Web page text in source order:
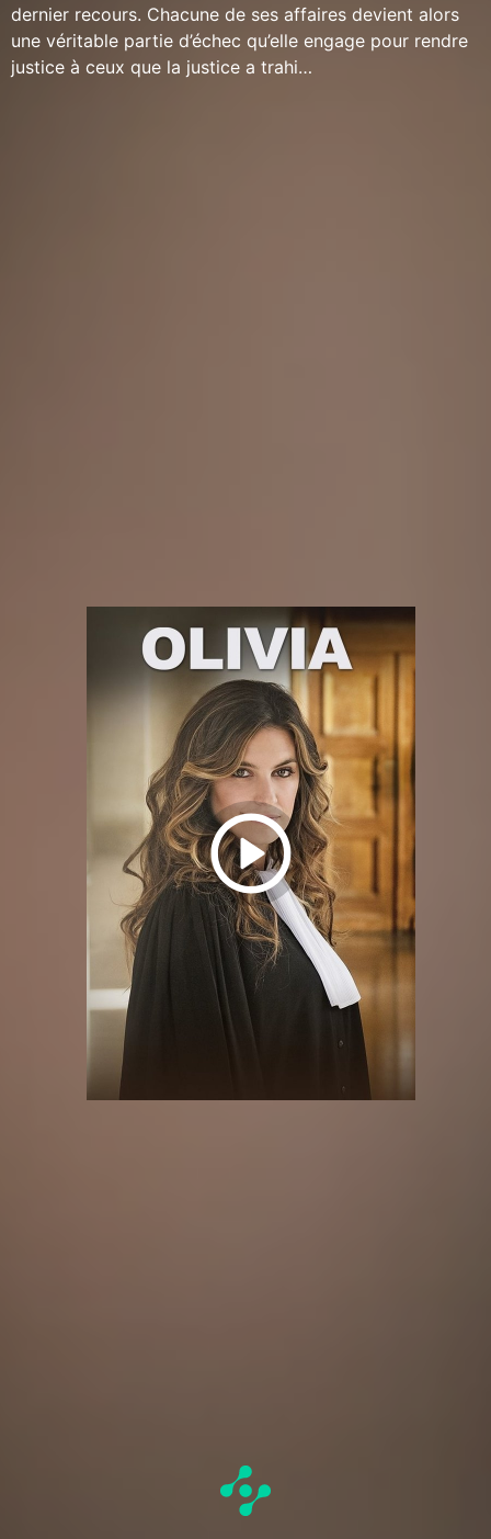
dernier recours. Chacune de ses affaires devient alors
une véritable partie d’échec qu’elle engage pour rendre
justice à ceux que la justice a trahi…